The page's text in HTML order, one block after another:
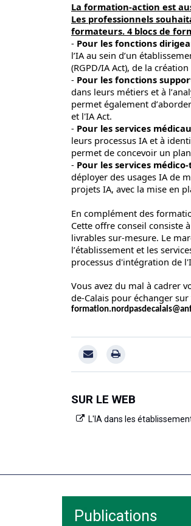
La formation-action est
Les professionnels
formateurs. 4 blocs de
- Pour les fonctions
l’IA au sein d’un
(RGPD/IA Act), de la
- Pour les fonctions
dans leurs métiers et à
permet également
et l'IA Act.
- Pour les services
leurs processus IA et à
permet de concevoir un
- Pour les services
déployer des usages IA de
projets IA, avec la mise en
En complément des
Cette offre conseil consiste
livrables sur-mesure. Le
l’établissement et les
processus d'intégration de
Vous avez du mal à cadrer
de-Calais pour échanger
SUR LE WEB
L'IA dans les
Publications